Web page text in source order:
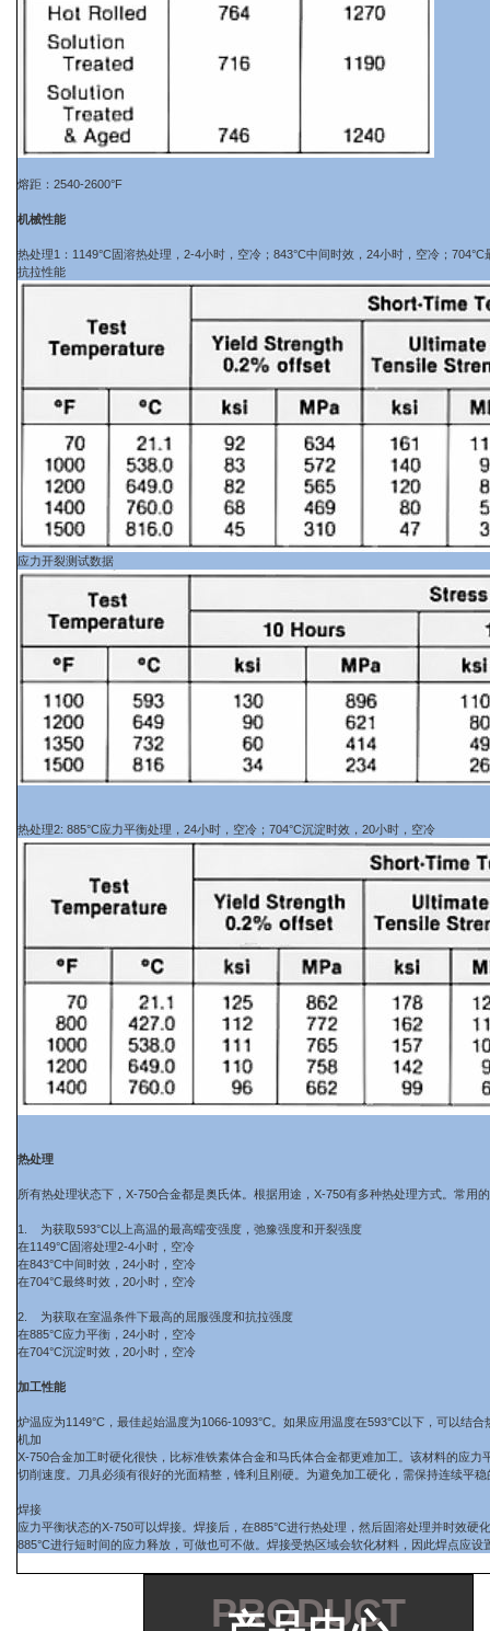
熔距：2540-2600°F
机械性能
热处理1：1149°C固溶热处理，2-4小时，空冷；843°C中间时效，24小时，空冷；
抗拉性能
应力开裂测试数据
热处理2: 885°C应力平衡处理，24小时，空冷；704°C沉淀时效，20小时，空冷
热处理
所有热处理状态下，X-750合金都是奥氏体。根据用途，X-750有多种热处理方式。常用
1. 为获取593°C以上高温的最高蠕变强度，弛豫强度和开裂强度
在1149°C固溶处理2-4小时，空冷
在843°C中间时效，24小时，空冷
在704°C最终时效，20小时，空冷
2. 为获取在室温条件下最高的屈服强度和抗拉强度
在885°C应力平衡，24小时，空冷
在704°C沉淀时效，20小时，空冷
加工性能
炉温应为1149°C，最佳起始温度为1066-1093°C。如果应用温度在593°C以下，可以结
机加
X-750合金加工时硬化很快，比标准铁素体合金和马氏体合金都更难加工。该材料的应
切削速度。刀具必须有很好的光面精整，锋利且刚硬。为避免加工硬化，需保持连续平
焊接
应力平衡状态的X-750可以焊接。焊接后，在885°C进行热处理，然后固溶处理并时效
885°C进行短时间的应力释放，可做也可不做。焊接受热区域会软化材料，因此焊点应设
PRODUCT